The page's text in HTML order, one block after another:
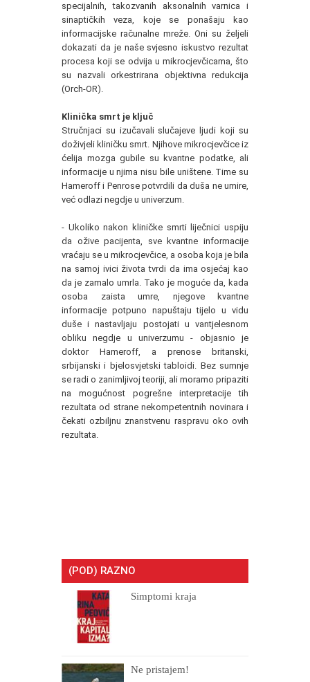
specijalnih, takozvanih aksonalnih varnica i
sinaptičkih veza, koje se ponašaju kao
informacijske računalne mreže. Oni su željeli
dokazati da je naše svjesno iskustvo rezultat
procesa koji se odvija u mikrocjevčicama, što
su nazvali orkestrirana objektivna redukcija
(Orch-OR).
Klinička smrt je ključ
Stručnjaci su izučavali slučajeve ljudi koji su
doživjeli kliničku smrt. Njihove mikrocjevčice iz
ćelija mozga gubile su kvantne podatke, ali
informacije u njima nisu bile uništene. Time su
Hameroff i Penrose potvrdili da duša ne umire,
već odlazi negdje u univerzum.
- Ukoliko nakon kliničke smrti liječnici uspiju
da ožive pacijenta, sve kvantne informacije
vraćaju se u mikrocjevčice, a osoba koja je bila
na samoj ivici života tvrdi da ima osjećaj kao
da je zamalo umrla. Tako je moguće da, kada
osoba zaista umre, njegove kvantne
informacije potpuno napuštaju tijelo u vidu
duše i nastavljaju postojati u vantjelesnom
obliku negdje u univerzumu - objasnio je
doktor Hameroff, a prenose britanski,
srbijanski i bjelosvjetski tabloidi. Bez sumnje
se radi o zanimljivoj teoriji, ali moramo pripaziti
na mogućnost pogrešne interpretacije tih
rezultata od strane nekompetentnih novinara i
čekati ozbiljnu znanstvenu raspravu oko ovih
rezultata.
(POD) RAZNO
Simptomi kraja
Ne pristajem!